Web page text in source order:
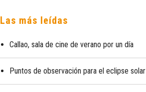
Las más leídas
Callao, sala de cine de verano por un día
Puntos de observación para el eclipse solar